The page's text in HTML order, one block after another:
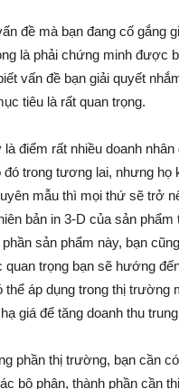
đề mà bạn đang cố gắng
là phải chứng minh được
vấn đề bạn giải quyết
tiêu là rất quan trọng.
điểm rất nhiều doanh
trong tương lai, nhưng họ
mẫu thì mọi thứ sẽ trở
bản in 3-D của sản
sản phẩm này, bạn
trọng bạn sẽ hướng
thể áp dụng trong thị
giá để tăng doanh thu
phần thị trường, bạn cần
bộ phận, thành phần cần